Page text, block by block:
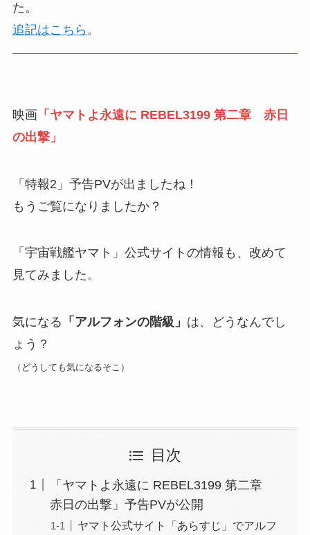
た。
追記はこちら 。
映画「ヤマトよ永遠に REBEL3199 第二章 赤日
の出撃」
「特報2」予告PVが出ましたね！
もうご覧になりましたか？
「宇宙戦艦ヤマト」公式サイトの情報も、改めて
見てみました。
気になる 「アルフォンの階級」 は、どうなんでし
ょう？
（どうしても気になるそこ）
目次
「ヤマトよ永遠に REBEL3199 第二章
赤日の出撃」予告PVが公開
ヤマト公式サイト「あらすじ」でアルフ